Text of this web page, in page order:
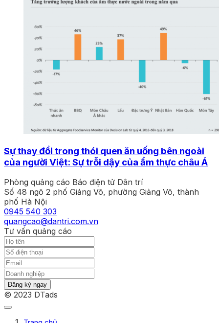
Sự thay đổi trong thói quen ăn uống bên ngoài
của người Việt: Sự trỗi dậy của ẩm thực châu Á
Phòng quảng cáo Báo điện tử Dân trí
Số 48 ngõ 2 phố Giảng Võ, phường Giảng Võ, thành
phố Hà Nội
0945 540 303
quangcao@dantri.com.vn
Tư vấn quảng cáo
Đăng ký ngay
© 2023 DTads